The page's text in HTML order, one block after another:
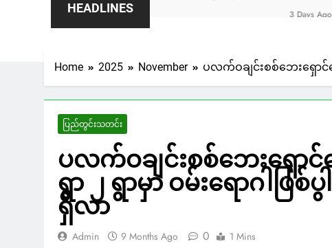
HEADLINES
Home 2025 November ပလက်ဝချင်းစစ်ဘေးရှော
ပြည်တွင်းသတင်း
ပလက်ဝချင်းစစ်ဘေးရှေ
ရွာ ၂ ရွာမှာ ဝမ်းရောဂါဖ
ရှိလာ
Admin 9 Months Ago 0 1 Mins